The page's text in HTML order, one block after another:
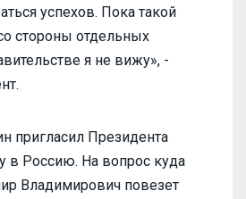
успехов. Пока такой
стороны отдельных
я не вижу», -
пригласил Президента
в Россию. На вопрос куда
Владимирович повезет